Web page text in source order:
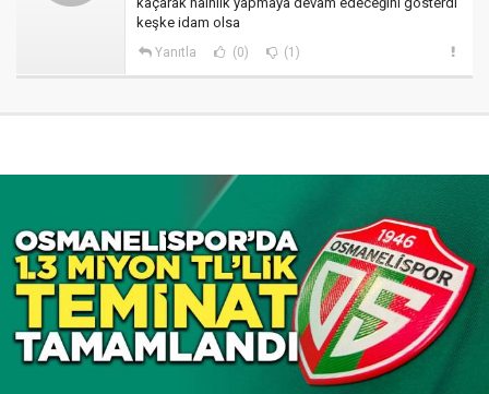
keşke idam olsa
Yanıtla (0) (1)